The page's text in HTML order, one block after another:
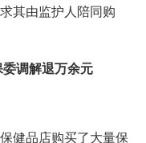
其由监护人陪同购
调解退万余元
健品店购买了大量保